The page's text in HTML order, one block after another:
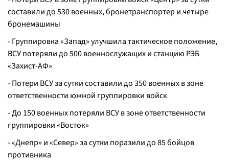
составили до 530 военных, бронетранспортер и четыре
бронемашины
- Группировка «Запад» улучшила тактическое положение,
ВСУ потеряли до 500 военнослужащих и станцию РЭБ
«Захист-АФ»
- Потери ВСУ за сутки составили до 350 военных в зоне
ответственности южной группировки войск
- До 150 военных потеряли ВСУ в зоне ответственности
группировки «Восток»
- «Днепр» и «Север» за сутки поразили до 85 бойцов
противника